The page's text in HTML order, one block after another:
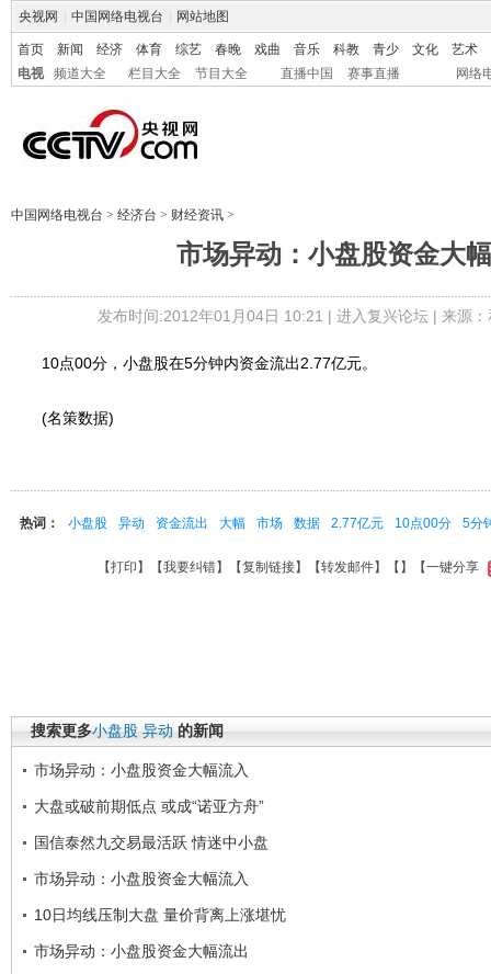
央视网 中国网络电视台 网站地图
首页 新闻 经济 体育 综艺 春晚 戏曲 音乐 科教 青少 文化
艺术
电视
频道大全 栏目大全 节目大全 直播中国 赛事直播 网络
中国网络电视台 > 经济台 > 财经资讯 >
市场异动：小盘股资金大
发布时间:2012年01月04日 10:21 | 进入复兴论坛| 来源
10点00分，小盘股在5分钟内资金流出2.77亿元。
(名策数据)
热词： 小盘股 异动 资金流出 大幅 市场 数据 2.77亿元 10点00分 5分
【打印 】【我要纠错】【复制链接】【转发邮件】【 】 【一键分享
搜索更多小盘股 异动 的新闻
市场异动：小盘股资金大幅流入
大盘或破前期低点 或成“诺亚方舟”
国信泰然九交易最活跃 情迷中小盘
市场异动：小盘股资金大幅流入
10日均线压制大盘 量价背离上涨堪忧
市场异动：小盘股资金大幅流出